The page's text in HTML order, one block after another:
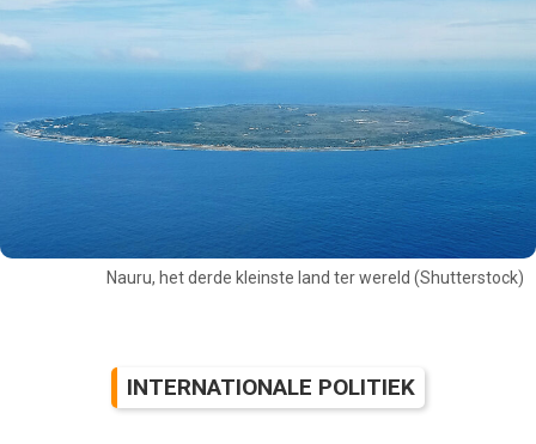
Nauru, het derde kleinste land ter wereld (Shutterstock)
INTERNATIONALE POLITIEK